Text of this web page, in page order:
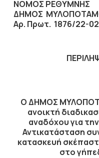
ΝΟΜΟΣ ΡΕΘΥΜΝΗΣ
ΔΗΜΟΣ
Αρ. Πρωτ. 1876/22-
Ο ΔΗΜΟΣ
ανοικτή
αναδόχου για
Αντικατάσταση
κατασκευή
στο